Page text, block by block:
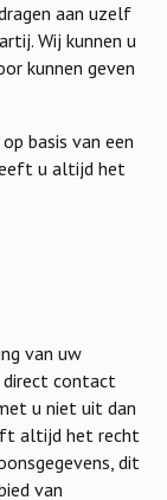
aan uzelf
Wij kunnen u
kunnen geven
basis van een
u altijd het
van uw
direct contact
u niet uit dan
altijd het recht
dit
van